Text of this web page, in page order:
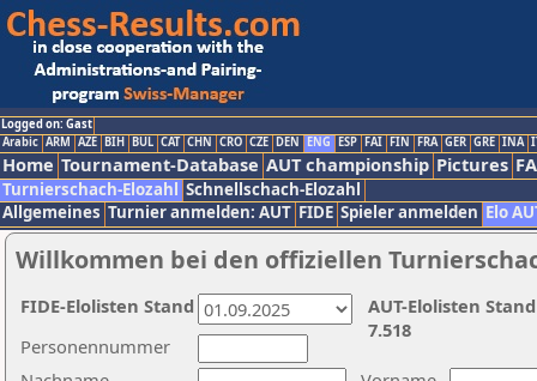
Logged on: Gast
Arabic ARM AZE BIH BUL CAT CHN CRO CZE DEN ENG ESP FAI FIN FRA GER GRE INA
Home Tournament-Database AUT championship Pictures
Turnierschach-Elozahl Schnellschach-Elozahl
Allgemeines Turnier anmelden: AUT FIDE Spieler anmelden Elo
Willkommen bei den offiziellen
Personennummer
AUT-Elolisten
7.518
FIDE-Elolisten Stand